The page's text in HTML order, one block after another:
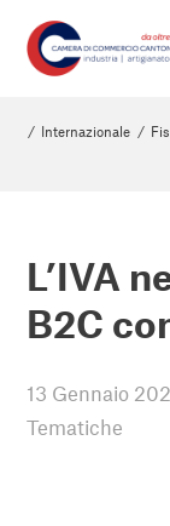
/ Internazionale /
L’IVA
B2C
13 Gennaio
Tematiche